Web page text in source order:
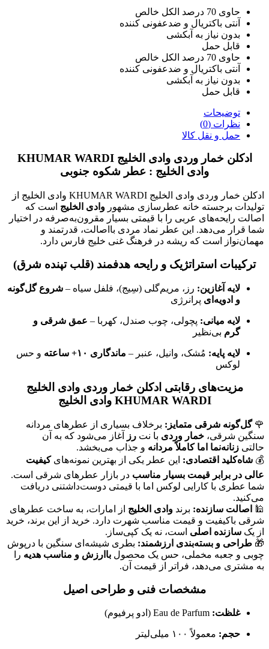
حاوی 70 درصد الکل خالص
آنتی باکتریال و ضدعفونی کننده
بدون نیاز به آبکشی
قابل حمل
حاوی 70 درصد الکل خالص
آنتی باکتریال و ضدعفونی کننده
بدون نیاز به آبکشی
قابل حمل
توضیحات
نظرات (0)
حمل و نقل کالا
ادکلن خمار وردی وادی الخلیج KHUMAR WARDI
وادی الخلیج : عطر شکوه جنوبی
ادکلن خمار وردی وادی الخلیج KHUMAR WARDI وادی الخلیج از
تولیدات برجسته خانه عطرسازی مشهور وادی الخلیج است که
اصالت رایحه‌های عربی را با قیمتی بسیار مقرون‌به‌صرفه در اختیار
شما قرار می‌دهد. این عطر نماد مردی بااصالت، قدرتمند و
مهمان‌نواز است که ریشه در فرهنگ غنی خلیج فارس دارد.
ترکیبات استراتژیک و رایحه هدفمند (قلب تپنده شرق)
لایه آغازین: رز، مریم‌گلی (سِیج)، فلفل سیاه – شروع گل‌گونه
و ادویه‌ای پرانرژی
لایه میانی: پچولی، چوب صندل، کهربا – عمق شرقی و
گرم بی‌نظیر
لایه پایه: مُشک، وانیل، عنبر – ماندگاری ۱۰+ ساعته
و حس
لوکس
مزیت‌های رقابتی ادکلن خمار وردی وادی الخلیج
KHUMAR WARDI وادی الخلیج
🌹گل‌گونه شرقی متمایز: برخلاف بسیاری از عطرهای مردانه
سنگین شرقی، خمار وردی با نت رز
آغاز می‌شود که به آن
حالتی زنانه‌نما اما کاملاً مردانه و جذاب می‌بخشد.
💰 شاه‌کلید اقتصادی: این عطر یکی از بهترین نمونه‌هایکیفیت
عالی در برابر قیمت بسیار مناسب در بازار عطرهای شرقی است.
شما عطری با کارایی لوکس اما با قیمتی دوست‌داشتنی دریافت
می‌کنید.
🕌
اصالت سازنده: برند وادی الخلیج از امارات، به ساخت عطرهای
شرقی باکیفیت و قیمت مناسب شهرت دارد. خرید از این برند، خرید
از یک سازنده اصلی است، نه یک کپی‌ساز.
🎁 طراحی و بسته‌بندی ارزشمند: بطری شیشه‌ای سنگین با درپوش
چوبی و جعبه مخملی، حس یک محصول باارزش و مناسب هدیه را
به مشتری می‌دهد، فراتر از قیمت آن.
مشخصات فنی و طراحی اصیل
غلظت:
حجم: معمولاً ۱۰۰ میلی‌لیتر